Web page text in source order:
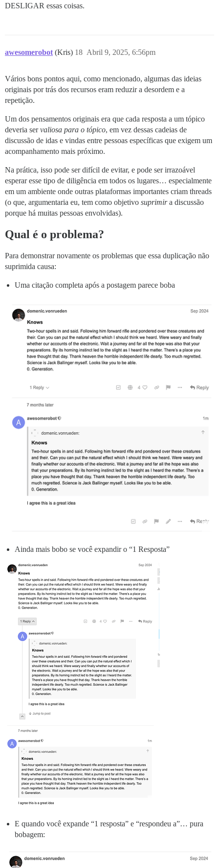
DESLIGAR essas coisas.
awesomerobot (Kris) Abril 9, 2025, 6:56pm
18
Vários bons pontos aqui, como mencionado, algumas das ideias
originais por trás dos recursos eram reduzir a desordem e a
repetição.
Um dos pensamentos originais era que cada resposta a um tópico
deveria servaliosa para o tópico, em vez dessas cadeias de
discussão de idas e vindas entre pessoas específicas que exigem um
acompanhamento mais próximo.
Na prática, isso pode ser difícil de evitar, e pode ser irrazoável
esperar esse tipo de diligência em todos os lugares… especialmente
em um ambiente onde outras plataformas importantes criam threads
(o que, argumentaria eu, tem como objetivo suprimira discussão
porque há muitas pessoas envolvidas).
Qual é o problema?
Para demonstrar novamente os problemas que essa duplicação não
suprimida causa:
Uma citação completa após a postagem parece boba
Ainda mais bobo se você expandir o “1 Resposta”
E quando você expande “1 resposta” e “respondeu a”… pura
bobagem: